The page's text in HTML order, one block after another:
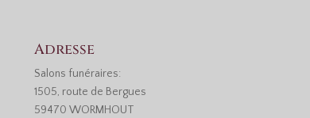
Adresse
Salons funéraires:
1505, route de Bergues
59470 WORMHOUT